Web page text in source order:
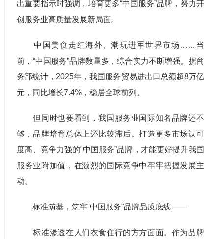
出重要指示时强调，培育更多“中国服务”品牌，努力开
创服务业高质量发展新局面。
中国美食走红海外、潮玩进军世界市场……当
前，“中国服务”品牌数量多，综合实力不断增强。据商
务部统计，2025年，我国服务贸易进出口总额超8万亿
元，同比增长7.4%，稳居全球前列。
但同时也要看到，我国服务业国际知名品牌还不
够，品牌培育总体上还比较滞后。打造更多市场认可
度高、竞争力强的“中国服务”品牌，才能更好提升我国
服务业附加值，在激烈的国际竞争中牢牢把握发展主
动。
标准筑基，筑牢“中国服务”品牌品质底线——
标准渗透在人们衣食住行的方方面面。作为品牌